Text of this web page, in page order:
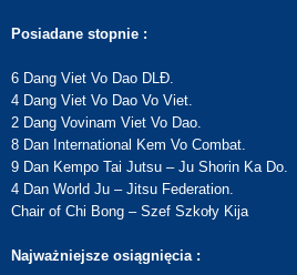
Posiadane stopnie :
6 Dang Viet Vo Dao DLĐ.
4 Dang Viet Vo Dao Vo Viet.
2 Dang Vovinam Viet Vo Dao.
8 Dan International Kem Vo Combat.
9 Dan Kempo Tai Jutsu – Ju Shorin Ka Do.
4 Dan World Ju – Jitsu Federation.
Chair of Chi Bong – Szef Szkoły Kija
Najważniejsze osiągnięcia :